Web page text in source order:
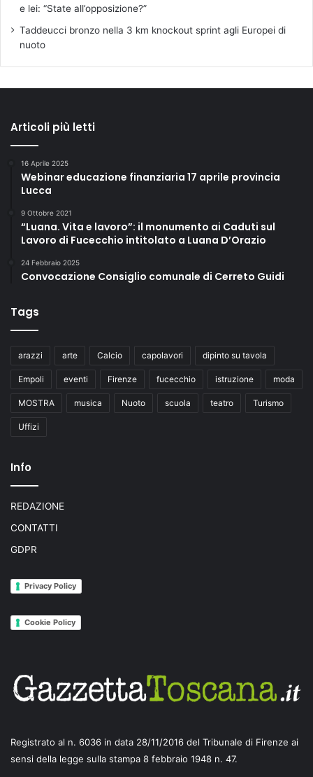
e lei: “State all’opposizione?”
Taddeucci bronzo nella 3 km knockout sprint agli Europei di
nuoto
Articoli più letti
16 Aprile 2025
Webinar educazione finanziaria 17 aprile provincia
Lucca
9 Ottobre 2021
“Luana. Vita e lavoro”: il monumento ai Caduti sul
Lavoro di Fucecchio intitolato a Luana D’Orazio
24 Febbraio 2025
Convocazione Consiglio comunale di Cerreto Guidi
Tags
arazzi arte Calcio capolavori dipinto su tavola
Empoli eventi Firenze fucecchio istruzione moda
MOSTRA musica Nuoto scuola teatro Turismo
Uffizi
Info
REDAZIONE
CONTATTI
GDPR
Privacy Policy
Cookie Policy
Registrato al n. 6036 in data 28/11/2016 del Tribunale di Firenze ai
sensi della legge sulla stampa 8 febbraio 1948 n. 47.